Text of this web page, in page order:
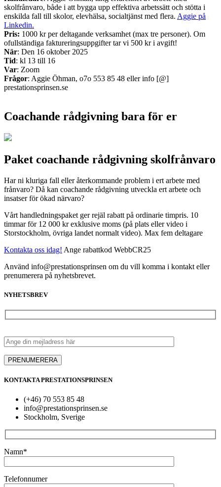
skolfrånvaro, både i att bygga upp effektiva arbetssätt och stötta i
enskilda fall till skolor, elevhälsa, socialtjänst med flera. Aggie på
Linkedin.
Pris: 1000 kr per deltagande verksamhet (max tre personer). Om
ofullständiga faktureringsuppgifter tar vi 500 kr i avgift!
När: Den 16 oktober 2025
Tid: kl 13 till 16
Var: Zoom
Frågor: Aggie Öhman, o7o 553 85 48 eller info [@]
prestationsprinsen.se
Coachande rådgivning bara för er
Paket coachande rådgivning skolfrånvaro
Har ni kluriga fall eller återkommande problem i ert arbete med
frånvaro? Då kan coachande rådgivning utveckla ert arbete och
insatser för ökad närvaro?
Vårt handledningspaket ger rejäl rabatt på ordinarie timpris. 10
timmar för 12 000 kr exklusive moms (på plats eller video i
Storstockholm, övriga landet normalt video). Max fem deltagare
Kontakta oss idag! Ange rabattkod WebbCR25
Använd info@prestationsprinsen om du vill komma i kontakt eller
prenumerera på nyhetsbrevet.
NYHETSBREV
KONTAKTA PRESTATIONSPRINSEN
(+46) 70 553 85 48
info@prestationsprinsen.se
Stockholm, Sverige
Namn*
Telefonnumer